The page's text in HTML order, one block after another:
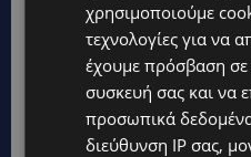
χρησιμοποιούμε
τεχνολογίες για να
έχουμε πρόσβαση
συσκευή σας και να
προσωπικά
διεύθυνση IP σας,